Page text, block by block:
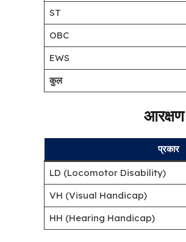
ST
OBC
EWS
कुल
प्रकार
LD (Locomotor Disability)
VH (Visual Handicap)
HH (Hearing Handicap)